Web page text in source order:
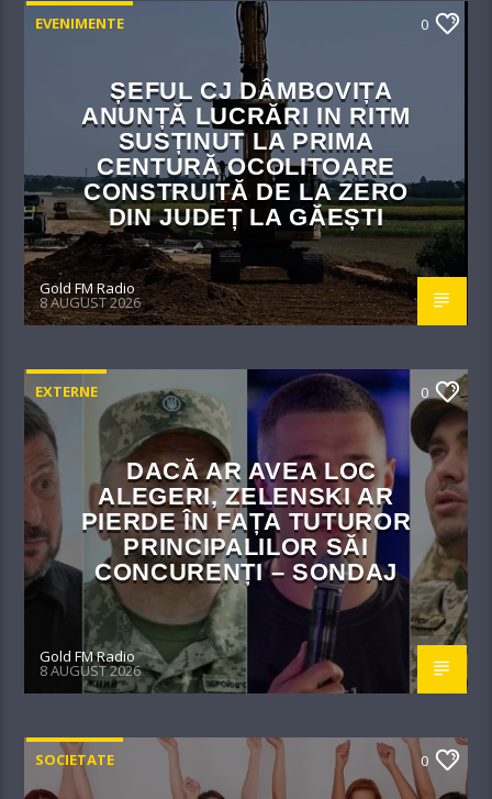
EVENIMENTE 0
ȘEFUL CJ DÂMBOVIȚA
ANUNȚĂ LUCRĂRI IN RITM
SUSȚINUT LA PRIMA
CENTURĂ OCOLITOARE
CONSTRUITĂ DE LA ZERO
DIN JUDEȚ LA GĂEȘTI
Gold FM Radio
8 AUGUST 2026
EXTERNE 0
DACĂ AR AVEA LOC
ALEGERI, ZELENSKI AR
PIERDE ÎN FAȚA TUTUROR
PRINCIPALILOR SĂI
CONCURENȚI – SONDAJ
Gold FM Radio
8 AUGUST 2026
SOCIETATE 0